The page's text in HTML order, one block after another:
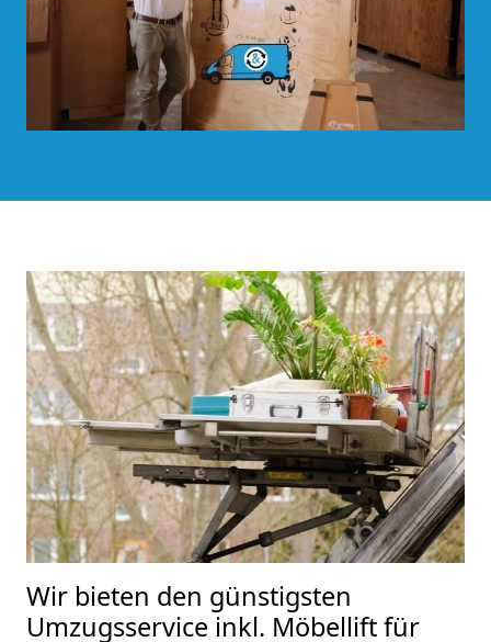
Wir bieten den günstigsten
Umzugsservice inkl. Möbellift für